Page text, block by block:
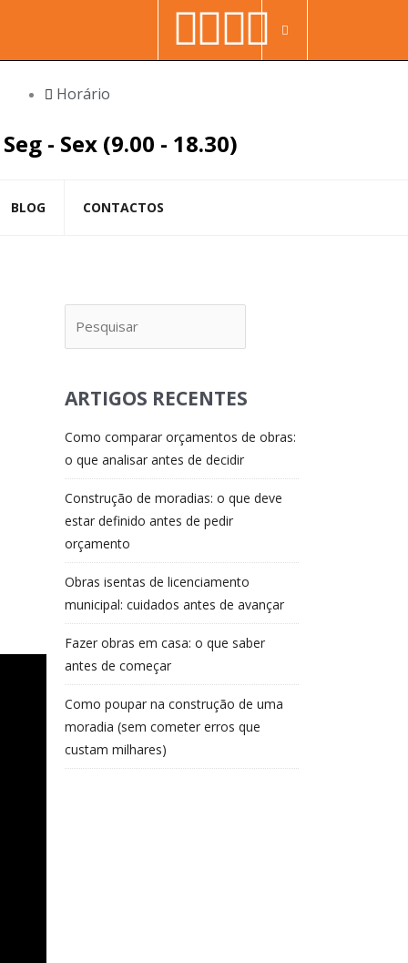
Facebook-
f
Youtube
in
Horário
Seg - Sex (9.00 - 18.30)
BLOG CONTACTOS
ARTIGOS RECENTES
Como comparar orçamentos de obras:
o que analisar antes de decidir
Construção de moradias: o que deve
estar definido antes de pedir
orçamento
Obras isentas de licenciamento
municipal: cuidados antes de avançar
Fazer obras em casa: o que saber
antes de começar
Como poupar na construção de uma
moradia (sem cometer erros que
custam milhares)